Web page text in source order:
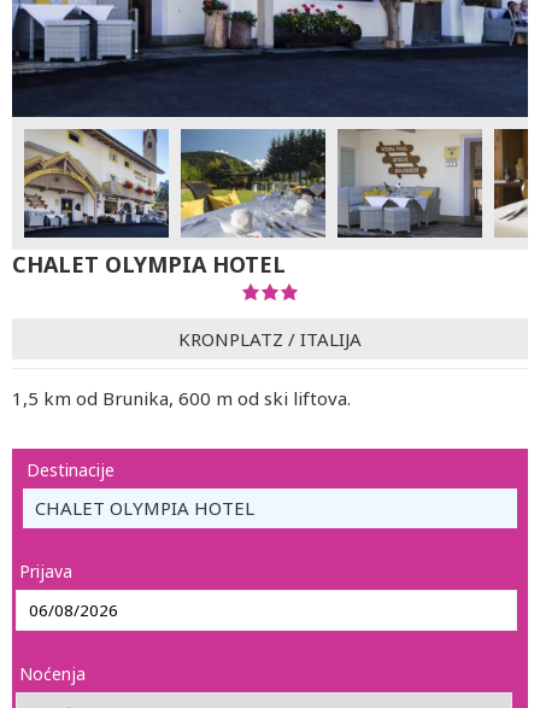
CHALET OLYMPIA HOTEL
KRONPLATZ / ITALIJA
1,5 km od Brunika, 600 m od ski liftova.
Destinacije
CHALET OLYMPIA HOTEL
Prijava
Noćenja